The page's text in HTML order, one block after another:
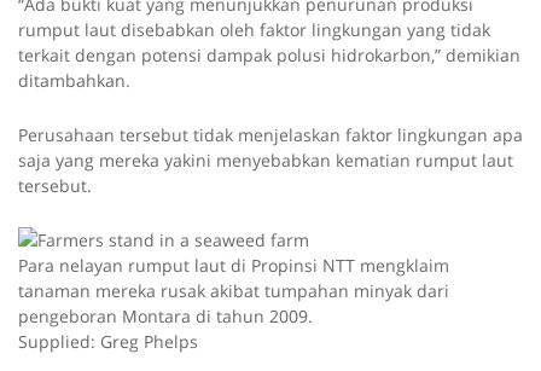
“Ada bukti kuat yang menunjukkan penurunan produksi
rumput laut disebabkan oleh faktor lingkungan yang tidak
terkait dengan potensi dampak polusi hidrokarbon,” demikian
ditambahkan.
Perusahaan tersebut tidak menjelaskan faktor lingkungan apa
saja yang mereka yakini menyebabkan kematian rumput laut
tersebut.
Para nelayan rumput laut di Propinsi NTT mengklaim
tanaman mereka rusak akibat tumpahan minyak dari
pengeboran Montara di tahun 2009.
Supplied: Greg Phelps